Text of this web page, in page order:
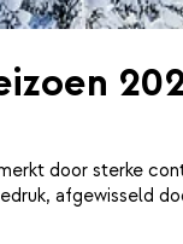
door sterke
afgewisseld